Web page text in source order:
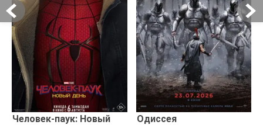
Человек-паук: Новый
Одиссея